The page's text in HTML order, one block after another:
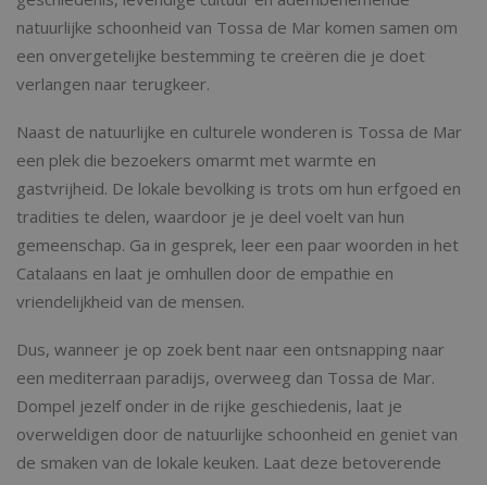
natuurlijke schoonheid van Tossa de Mar komen samen om
een onvergetelijke bestemming te creëren die je doet
verlangen naar terugkeer.
Naast de natuurlijke en culturele wonderen is Tossa de Mar
een plek die bezoekers omarmt met warmte en
gastvrijheid. De lokale bevolking is trots om hun erfgoed en
tradities te delen, waardoor je je deel voelt van hun
gemeenschap. Ga in gesprek, leer een paar woorden in het
Catalaans en laat je omhullen door de empathie en
vriendelijkheid van de mensen.
Dus, wanneer je op zoek bent naar een ontsnapping naar
een mediterraan paradijs, overweeg dan Tossa de Mar.
Dompel jezelf onder in de rijke geschiedenis, laat je
overweldigen door de natuurlijke schoonheid en geniet van
de smaken van de lokale keuken. Laat deze betoverende